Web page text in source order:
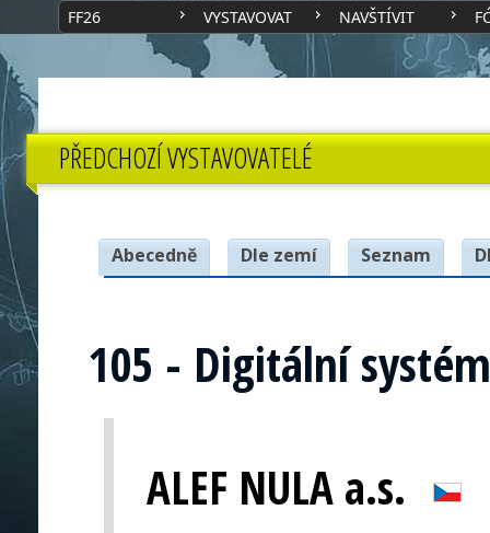
FF26 VYSTAVOVAT NAVŠTÍVIT
PŘEDCHOZÍ VYSTAVOVATELÉ
Abecedně Dle zemí Seznam
105 - Digitální
ALEF NULA a.s.